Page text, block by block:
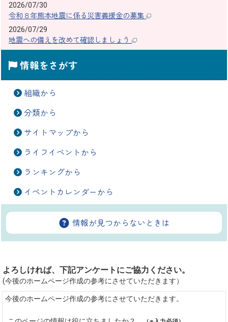
2026/07/30
令和８年熊本地震に係る災害義援金の募集
2026/07/29
地震への備えを改めて確認しましょう
情報をさがす
組織から
分類から
サイトマップから
ライフイベントから
ランキングから
イベントカレンダーから
情報が見つからないときは